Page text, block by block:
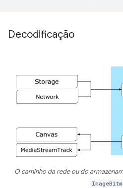
Decodificação
O caminho da rede ou do